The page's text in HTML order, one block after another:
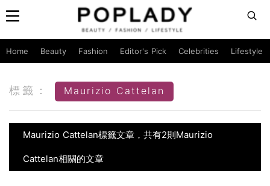
Home Beauty Fashion Editor's Pick Celebrities Lifestyle
標籤： Maurizio Cattelan
Maurizio Cattelan標籤文章，共有2則Maurizio
Cattelan相關的文章